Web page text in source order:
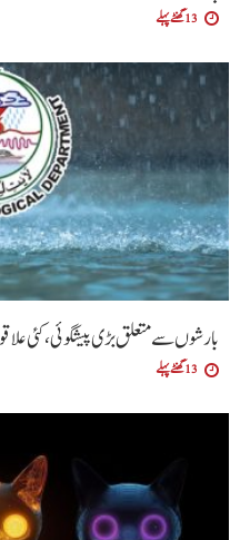
13 گھنٹے پہلے
بارشوں سے متعلق بڑی پیشگوئی، کئی
13 گھنٹے پہلے